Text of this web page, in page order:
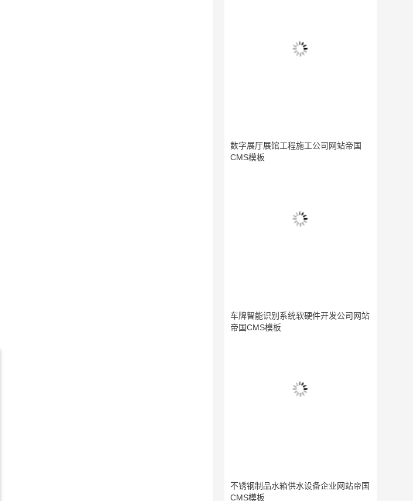
数字展厅展馆工程施工公司网站帝国
CMS模板
车牌智能识别系统软硬件开发公司网站
帝国CMS模板
不锈钢制品水箱供水设备企业网站帝国
CMS模板